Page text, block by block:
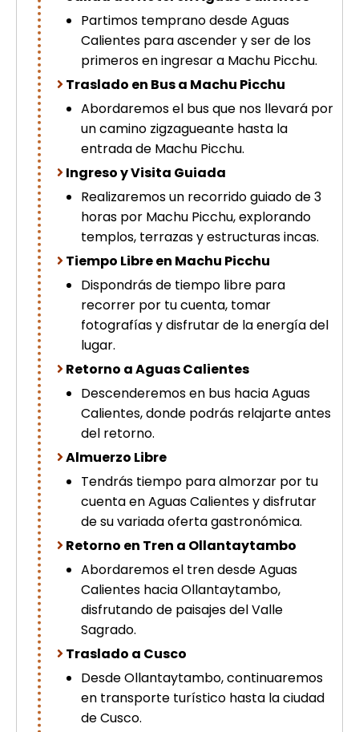
Partimos temprano desde Aguas
Calientes para ascender y ser de los
primeros en ingresar a Machu Picchu.
Traslado en Bus a Machu Picchu
Abordaremos el bus que nos llevará por
un camino zigzagueante hasta la
entrada de Machu Picchu.
Ingreso y Visita Guiada
Realizaremos un recorrido guiado de 3
horas por Machu Picchu, explorando
templos, terrazas y estructuras incas.
Tiempo Libre en Machu Picchu
Dispondrás de tiempo libre para
recorrer por tu cuenta, tomar
fotografías y disfrutar de la energía del
lugar.
Retorno a Aguas Calientes
Descenderemos en bus hacia Aguas
Calientes, donde podrás relajarte antes
del retorno.
Almuerzo Libre
Tendrás tiempo para almorzar por tu
cuenta en Aguas Calientes y disfrutar
de su variada oferta gastronómica.
Retorno en Tren a Ollantaytambo
Abordaremos el tren desde Aguas
Calientes hacia Ollantaytambo,
disfrutando de paisajes del Valle
Sagrado.
Traslado a Cusco
Desde Ollantaytambo, continuaremos
en transporte turístico hasta la ciudad
de Cusco.